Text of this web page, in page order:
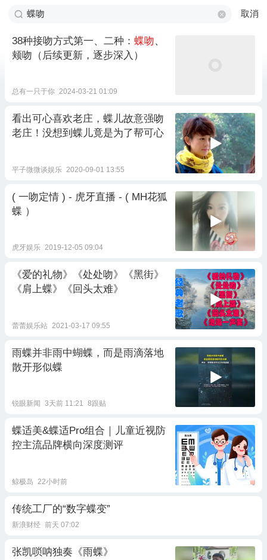
取消
38种接吻方式第一、二种： 蝶吻、
颊吻（后续更新，逐步深入）
总有一只于你 2024-03-21 01:09
看出可心喜欢老庄，蝶儿故意强吻
老庄！没想到蝶儿竟是为了帮可心
平子微微谈娱乐 2020-09-01 13:55
( 一吻定情 ) - 虎牙直播 - ( MH花狐
蝶 ）
虎牙娱乐 2019-12-05 09:04
《爱的礼物》《处处吻》《黑街》
《肩上蝶》《回头太难》
蕾蕾娱乐站 2021-03-17 09:55
雨蝶并非雨中蝴蝶，而是雨滴落地
散开形似蝶
锐眼新闻 3天前 11:21 8跟贴
蝶适美&蝶适Pro组合｜儿童近视防
控主流品牌横向深度测评
鲸极岛 22小时前
传统工厂的“数字蝶变”
新浪财经 前天 07:02
张凯唢呐独奏《雨蝶》